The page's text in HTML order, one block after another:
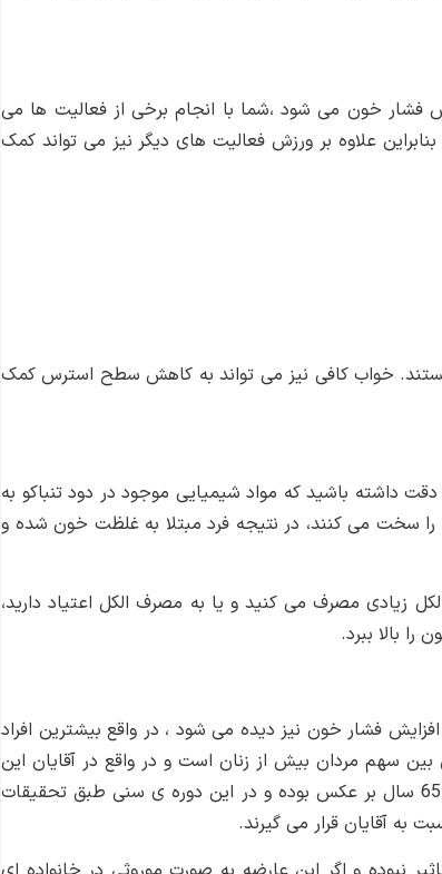
خون می شود ،شما با انجام برخی از فعالیت ها می
بنابراین علاوه بر ورزش فعالیت های دیگر نیز می تواند کمک
خواب کافی نیز می تواند به کاهش سطح استرس کمک
داشته باشید که مواد شیمیایی موجود در دود تنباکو به
سخت می کنند، در نتیجه فرد مبتلا به غلظت خون شده و
زیادی مصرف می کنید و یا به مصرف الکل اعتیاد دارید،
بالا ببرد.
و رسیدن به 45 سالگی بیماری افزایش فشار خون نیز دیده می شود ، در واقع بیشترین افراد
سن دارند ، در این بین سهم مردان بیش از زنان است و در واقع در آقایان این
بیماری شایع تر خوادهد بود ، این آمار در افراد بالای 65 سال بر عکس بوده و در این دوره ی سنی طبق تحقیقات